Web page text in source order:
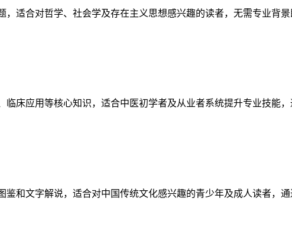
适合对哲学、社会学及存在主义思想感兴趣的读者，无需专业背
床应用等核心知识，适合中医初学者及从业者系统提升专业技能
和文字解说，适合对中国传统文化感兴趣的青少年及成人读者，